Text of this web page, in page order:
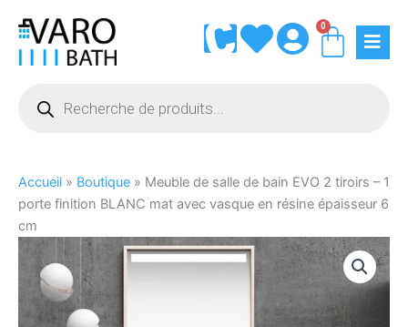
contenu
0
produits
Accueil » Boutique » Meuble de salle de bain EVO 2 tiroirs – 1
porte finition BLANC mat avec vasque en résine épaisseur 6
cm
quantité
de
Meuble
de